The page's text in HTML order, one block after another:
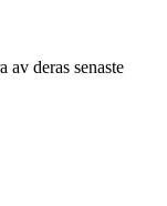
av deras senaste